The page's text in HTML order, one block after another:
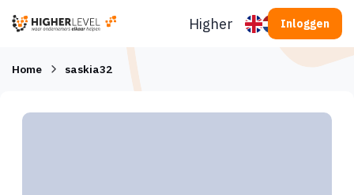
Higherlevel Inloggen
Home saskia32